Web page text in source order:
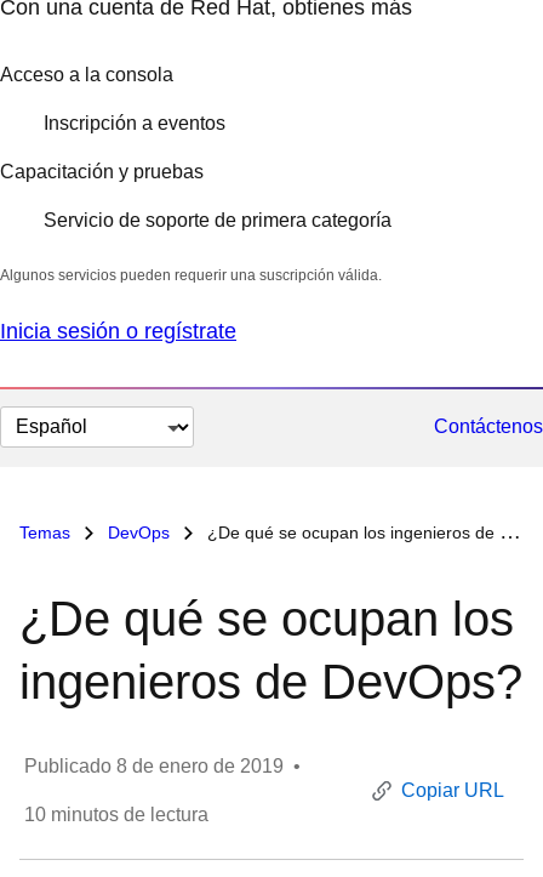
Con una cuenta de Red Hat, obtienes más
Acceso a la consola
Inscripción a eventos
Capacitación y pruebas
Servicio de soporte de primera categoría
Algunos servicios pueden requerir una suscripción válida.
Inicia sesión o regístrate
Cambiar
el
Contáctenos
Temas DevOps ¿De qué se ocupan los ingenieros de DevOps?
¿De qué se ocupan los
ingenieros de DevOps?
Publicado 8 de enero de 2019 •
10 minutos de lectura
Copiar URL